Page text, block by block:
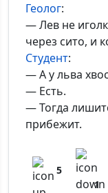
Геолог:
— Лев не
через сито, и
Студент:
— А у льва
— Есть.
— Тогда
прибежит.
5
1